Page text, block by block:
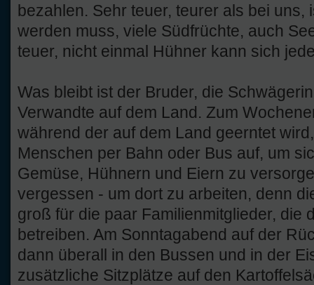
bezahlen. Sehr teuer, teurer als bei uns,
werden muss, viele Südfrüchte, auch
teuer, nicht einmal Hühner kann sich
Was bleibt ist der Bruder, die
Verwandte auf dem Land. Zum
während der auf dem Land geerntet
Menschen per Bahn oder Bus auf, um
Gemüse, Hühnern und Eiern zu
vergessen - um dort zu arbeiten, denn
groß für die paar Familienmitglieder, die
betreiben. Am Sonntagabend auf der
dann überall in den Bussen und in der
zusätzliche Sitzplätze auf den